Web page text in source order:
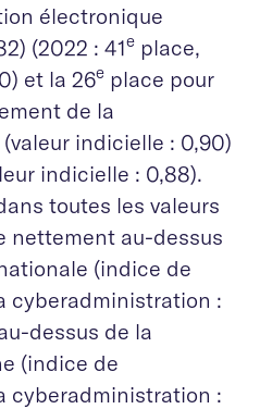
électronique
(2022 : 41e place,
et la 26e place pour
de la
indicielle : 0,90)
indicielle : 0,88).
toutes les valeurs
nettement au-dessus
(indice de
cyberadministration :
dessus de la
(indice de
cyberadministration :